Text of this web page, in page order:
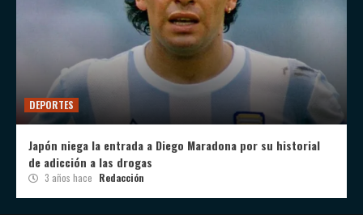
DEPORTES
Japón niega la entrada a Diego Maradona por su historial
de adicción a las drogas
3 años hace Redacción